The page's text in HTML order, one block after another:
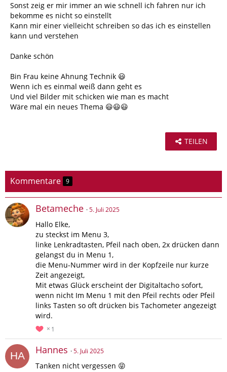
Sonst zeig er mir immer an wie schnell ich fahren nur ich
bekomme es nicht so einstellt
Kann mir einer vielleicht schreiben so das ich es einstellen
kann und verstehen
Danke schön
Bin Frau keine Ahnung Technik 😃
Wenn ich es einmal weiß dann geht es
Und viel Bilder mit schicken wie man es macht
Wäre mal ein neues Thema 😃😃😃
TEILEN
Kommentare 9
Betameche 5. Juli 2025
Hallo Elke,
zu steckst im Menu 3,
linke Lenkradtasten, Pfeil nach oben, 2x drücken dann
gelangst du in Menu 1,
die Menu-Nummer wird in der Kopfzeile nur kurze
Zeit angezeigt,
Mit etwas Glück erscheint der Digitaltacho sofort,
wenn nicht Im Menu 1 mit den Pfeil rechts oder Pfeil
links Tasten so oft drücken bis Tachometer angezeigt
wird.
1
Hannes 5. Juli 2025
Tanken nicht vergessen 😝